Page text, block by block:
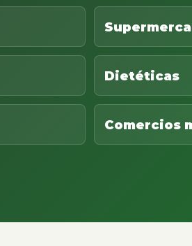
Dietéticas
Comercios